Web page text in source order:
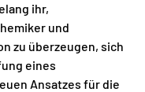
ihr,
und
zu überzeugen, sich
eines
Ansatzes für die